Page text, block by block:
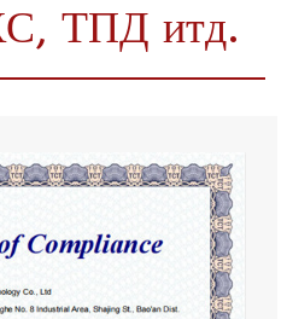
ТПД итд.